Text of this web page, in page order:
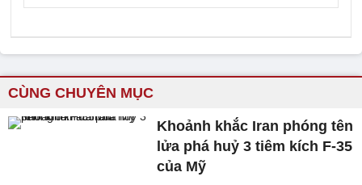
CÙNG CHUYÊN MỤC
Khoảnh khắc Iran phóng tên
lửa phá huỷ 3 tiêm kích F-35
của Mỹ